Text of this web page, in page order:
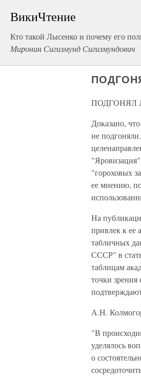
ВикиЧтение
Кто такой Лысенко и почему его
Миронин Сигизмунд Сигизмундович
ПОДГОНЯЛ
Доказано,
не
"гороховых
ее мнению,
На
привлек к ее
табличных
СССР" в
таблицам
точки зрения
А.Н.
"В
уделялось
о